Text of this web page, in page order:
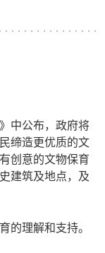
中公布，政府将
缔造更优质的文
创意的文物保育
建筑及地点，及
的理解和支持。